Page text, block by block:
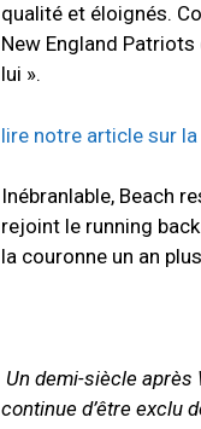
qualité et éloignés.
New England Patriots
lui ».
lire notre article sur
Inébranlable, Beach
rejoint le running
la couronne un an
Un demi-siècle après
continue d’être exclu